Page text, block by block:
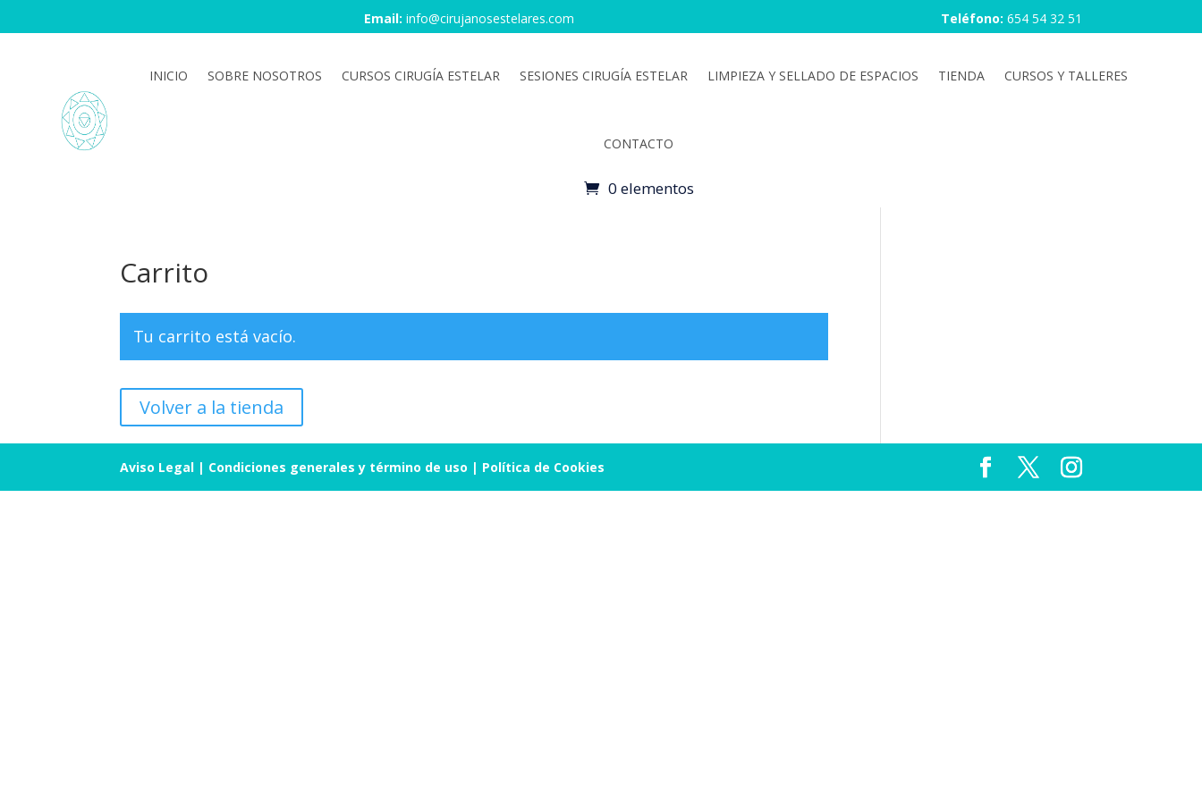
Email: info@cirujanosestelares.com Teléfono: 654 54 32 51
INICIO SOBRE NOSOTROS CURSOS CIRUGÍA ESTELAR SESIONES CIRUGÍA ESTELAR LIMPIEZA Y SELLADO DE ESPACIOS TIENDA CURSOS Y TALLERES
CONTACTO
0 elementos
Carrito
Tu carrito está vacío.
Volver a la tienda
Aviso Legal | Condiciones generales y término de uso | Política de Cookies